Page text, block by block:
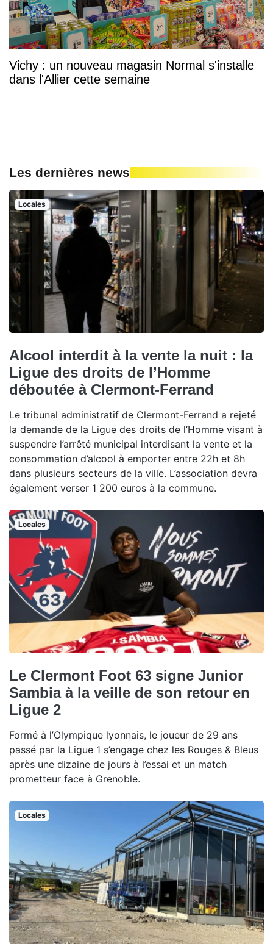
Vichy : un nouveau magasin Normal s'installe
dans l'Allier cette semaine
Les dernières news
Locales
Alcool interdit à la vente la nuit : la
Ligue des droits de l’Homme
déboutée à Clermont-Ferrand
Le tribunal administratif de Clermont-Ferrand a rejeté
la demande de la Ligue des droits de l’Homme visant à
suspendre l’arrêté municipal interdisant la vente et la
consommation d’alcool à emporter entre 22h et 8h
dans plusieurs secteurs de la ville. L’association devra
également verser 1 200 euros à la commune.
Locales
Le Clermont Foot 63 signe Junior
Sambia à la veille de son retour en
Ligue 2
Formé à l’Olympique lyonnais, le joueur de 29 ans
passé par la Ligue 1 s’engage chez les Rouges & Bleus
après une dizaine de jours à l’essai et un match
prometteur face à Grenoble.
Locales